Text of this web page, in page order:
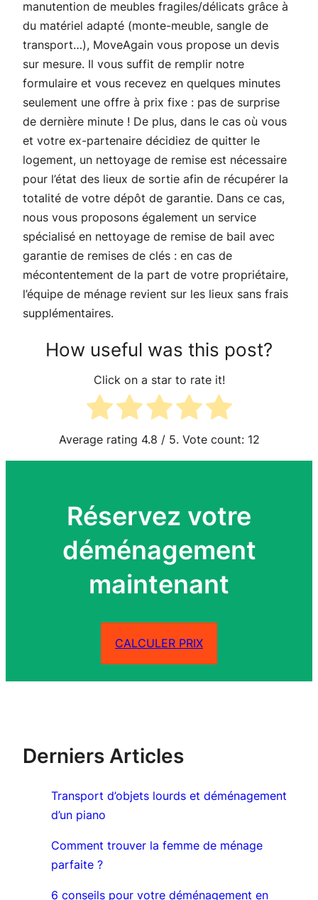
manutention de meubles fragiles/délicats grâce à
du matériel adapté (monte-meuble, sangle de
transport…), MoveAgain vous propose un devis
sur mesure. Il vous suffit de remplir notre
formulaire et vous recevez en quelques minutes
seulement une offre à prix fixe : pas de surprise
de dernière minute ! De plus, dans le cas où vous
et votre ex-partenaire décidiez de quitter le
logement, un nettoyage de remise est nécessaire
pour l’état des lieux de sortie afin de récupérer la
totalité de votre dépôt de garantie. Dans ce cas,
nous vous proposons également un service
spécialisé en nettoyage de remise de bail avec
garantie de remises de clés : en cas de
mécontentement de la part de votre propriétaire,
l’équipe de ménage revient sur les lieux sans frais
supplémentaires.
How useful was this post?
Click on a star to rate it!
Average rating 4.8 / 5. Vote count: 12
Réservez votre
déménagement
maintenant
CALCULER PRIX
Derniers Articles
Transport d’objets lourds et déménagement
d’un piano
Comment trouver la femme de ménage
parfaite ?
6 conseils pour votre déménagement en